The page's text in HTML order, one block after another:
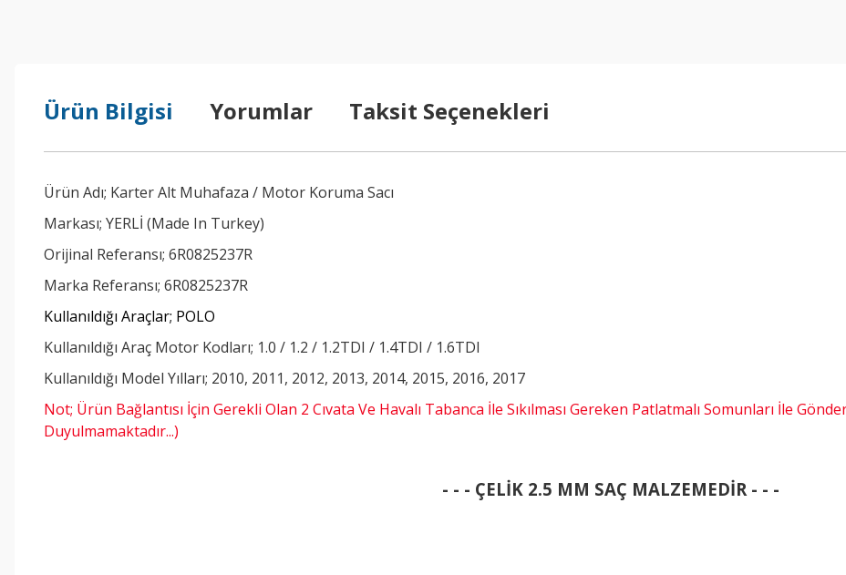
Ürün Bilgisi Yorumlar Taksit Seçenekleri
Ürün Adı; Karter Alt Muhafaza / Motor Koruma Sacı
Markası; YERLİ (Made In Turkey)
Orijinal Referansı; 6R0825237R
Marka Referansı; 6R0825237R
Kullanıldığı Araçlar; POLO
Kullanıldığı Araç Motor Kodları; 1.0 / 1.2 / 1.2TDI / 1.4TDI / 1.6TDI
Kullanıldığı Model Yılları; 2010, 2011, 2012, 2013, 2014, 2015, 2016, 2017
Not; Ürün Bağlantısı İçin Gerekli Olan 2 Cıvata Ve Havalı Tabanca İle Sıkılması Gereken Patlatmalı Somunları İle
Duyulmamaktadır...)
- - - ÇELİK 2.5 MM SAÇ MALZEMEDİR - - -